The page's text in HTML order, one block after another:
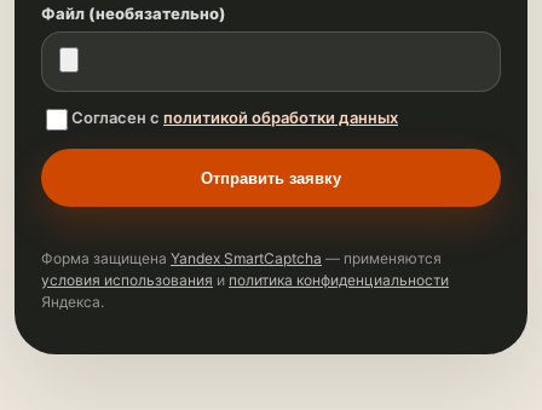
Файл (необязательно)
Согласен с политикой обработки данных
Отправить заявку
Форма защищена Yandex SmartCaptcha — применяются
условия использования и политика конфиденциальности
Яндекса.